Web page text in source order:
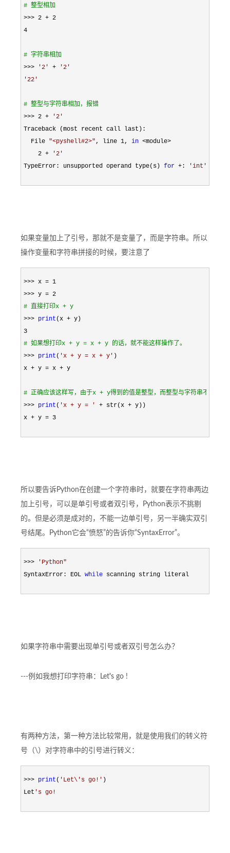
# 整型相加
>>> 2 + 2
4
# 字符串相加
>>>
'2 ' + '2 '
'22 '
# 整型与字符串相加，报错
>>> 2 +
'2 '
Traceback (most recent call last):
  File
"<pyshell#2>", line 1, in <module>
    2 +
'2 '
TypeError: unsupported operand type(s) for +: 'int '
如果变量加上了引号，那就不是变量了，而是字符串。所以
操作变量和字符串拼接的时候，要注意了
>>> x = 1
# 直接打印x + y
>>> print (x +
# 如果想打印x + y = x + y 的话，就不能这样操作了。
>>> print ( 'x + y = x + y ' )
x + y = x + y
# 正确应该这样写，由于x + y得到的值是整型，而整型与字符串不能相加
>>> print ( 'x + y = ' + str(x + y))
x + y = 3
所以要告诉Python在创建一个字符串时，就要在字符串两边
加上引号，可以是单引号或者双引号，Python表示不挑剔
的。但是必须是成对的，不能一边单引号，另一半确实双引
号结尾。Python它会“愤怒”的告诉你“SyntaxError”。
>>> ' Python"
SyntaxError: EOL while scanning string literal
如果字符串中需要出现单引号或者双引号怎么办？
---例如我想打印字符串：Let's go !
有两种方法，第一种方法比较常用，就是使用我们的转义符
号（\）对字符串中的引号进行转义：
>>> print ( ' Let\'s go! ' )
Let ' s go!